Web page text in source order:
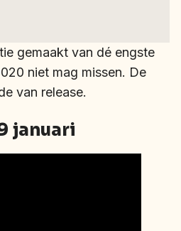
gemaakt van dé engste
niet mag missen. De
van release.
januari